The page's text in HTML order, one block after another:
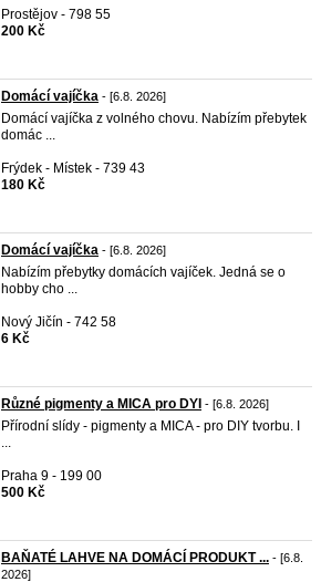
Prostějov - 798 55
200 Kč
Domácí vajíčka - [6.8. 2026]
Domácí vajíčka z volného chovu. Nabízím přebytek
domác ...
Frýdek - Místek - 739 43
180 Kč
Domácí vajíčka - [6.8. 2026]
Nabízím přebytky domácích vajíček. Jedná se o
hobby cho ...
Nový Jičín - 742 58
6 Kč
Různé pigmenty a MICA pro DYI - [6.8. 2026]
Přírodní slídy - pigmenty a MICA - pro DIY tvorbu. I
...
Praha 9 - 199 00
500 Kč
BAŇATÉ LAHVE NA DOMÁCÍ PRODUKT ... - [6.8.
2026]